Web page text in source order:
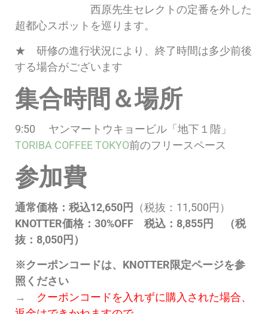
西原先生セレクトの定番を外した
超都心スポットを巡ります。
★ 研修の進行状況により、終了時間は多少前後
する場合がございます
集合時間＆場所
9:50 ヤンマートウキョービル「地下１階」
TORIBA COFFEE TOKYO前のフリースペース
参加費
通常価格：税込12,650円 （税抜：11,500円）
KNOTTER価格：30%OFF 税込：8,855円 （税
抜：8,050円）
※クーポンコードは、KNOTTER限定ページを参
照ください
→ クーポンコードを入れずに購入された場合、